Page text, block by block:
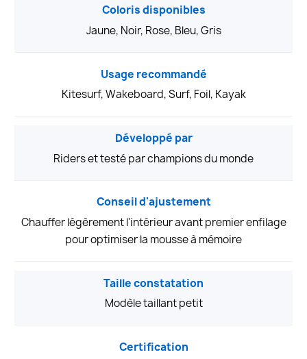
Coloris disponibles
Jaune, Noir, Rose, Bleu, Gris
Usage recommandé
Kitesurf, Wakeboard, Surf, Foil, Kayak
Développé par
Riders et testé par champions du monde
Conseil d'ajustement
Chauffer légèrement l'intérieur avant premier enfilage
pour optimiser la mousse à mémoire
Taille constatation
Modèle taillant petit
Certification